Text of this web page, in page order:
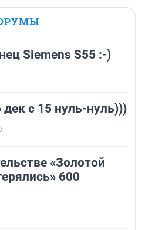
Siemens S55 :-)
дек с 15 нуль-нуль)))
«Золотой
600